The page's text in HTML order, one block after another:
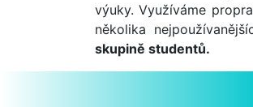
výuky. Využíváme
několika
skupině studentů.